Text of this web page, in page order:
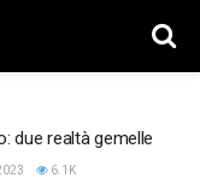
due realtà gemelle
6.1K